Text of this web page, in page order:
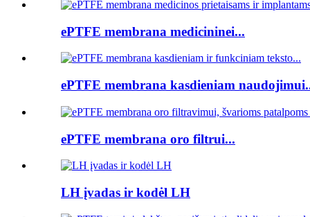
ePTFE membrana medicininei...
ePTFE membrana kasdieniam
ePTFE membrana oro filtrui...
LH įvadas ir kodėl LH